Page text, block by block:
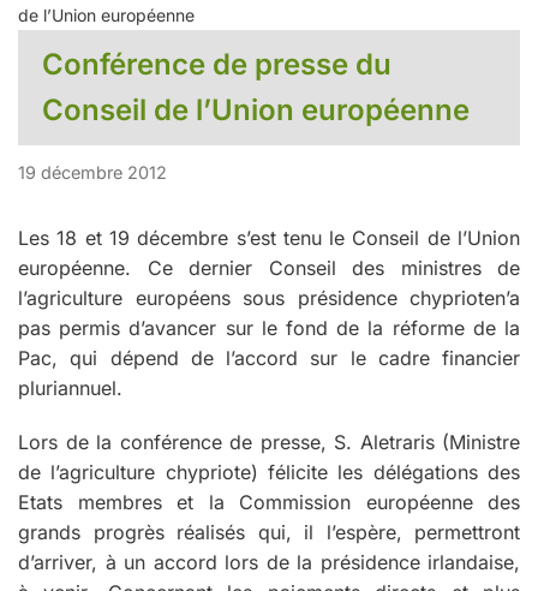
de l’Union européenne
Conférence de presse du
Conseil de l’Union européenne
19 décembre 2012
Les 18 et 19 décembre s’est tenu le Conseil de l’Union
européenne. Ce dernier Conseil des ministres de
l’agriculture européens sous présidence chyprioten’a
pas permis d’avancer sur le fond de la réforme de la
Pac, qui dépend de l’accord sur le cadre financier
pluriannuel.
Lors de la conférence de presse, S. Aletraris (Ministre
de l’agriculture chypriote) félicite les délégations des
Etats membres et la Commission européenne des
grands progrès réalisés qui, il l’espère, permettront
d’arriver, à un accord lors de la présidence irlandaise,